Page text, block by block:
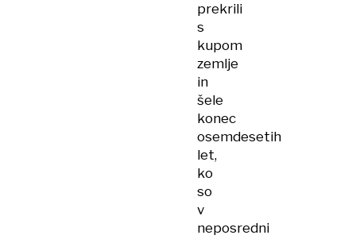
prekrili
s
kupom
zemlje
in
šele
konec
osemdesetih
let,
ko
so
v
neposredni